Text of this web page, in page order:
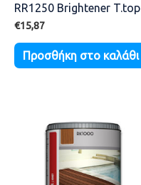
RR1250 Brightener T.top
€15,87
Προσθήκη στο καλάθι